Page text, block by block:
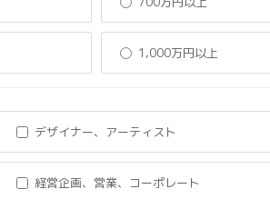
1,000万円以上
デザイナー、アーティスト
経営企画、営業、コーポレート